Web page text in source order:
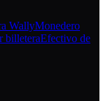
WallyMonedero
billeteraEfectivo de